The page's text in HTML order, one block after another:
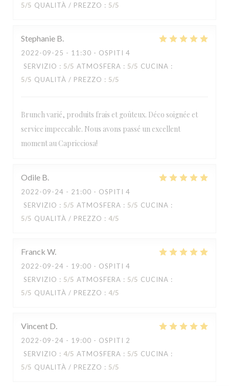
5/5 QUALITÀ / PREZZO : 5/5
Stephanie B
2022-09-25 - 11:30 - OSPITI 4
SERVIZIO : 5/5 ATMOSFERA : 5/5 CUCINA :
5/5 QUALITÀ / PREZZO : 5/5
Brunch varié, produits frais et goûteux. Déco soignée et
service impeccable. Nous avons passé un excellent
moment au Capricciosa!
Odile B
2022-09-24 - 21:00 - OSPITI 4
SERVIZIO : 5/5 ATMOSFERA : 5/5 CUCINA :
5/5 QUALITÀ / PREZZO : 4/5
Franck W
2022-09-24 - 19:00 - OSPITI 4
SERVIZIO : 5/5 ATMOSFERA : 5/5 CUCINA :
5/5 QUALITÀ / PREZZO : 4/5
Vincent D
2022-09-24 - 19:00 - OSPITI 2
SERVIZIO : 4/5 ATMOSFERA : 5/5 CUCINA :
5/5 QUALITÀ / PREZZO : 5/5